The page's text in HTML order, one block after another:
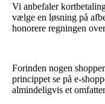
Vi anbefaler
vælge en løsning på
honorere regningen
Forinden nogen
princippet se på e-
almindeligvis et